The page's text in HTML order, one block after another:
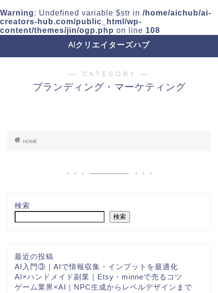
Warning: Undefined variable $str in /home/aichub/ai-
creators-hub.com/public_html/wp-
content/themes/jin/ogp.php on line 108
AIクリエイターズハブ
― CATEGORY ―
ブランディング・マーケティング
HOME
検索
検索
最近の投稿
AI入門③｜AIで情報収集・インプットを最適化
AI×ハンドメイド副業｜Etsy・minneで売るコツ
ゲーム業界×AI｜NPC生成からレベルデザインまで